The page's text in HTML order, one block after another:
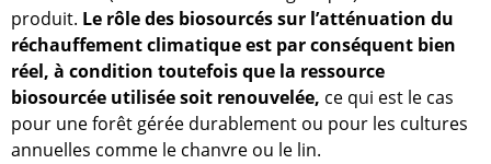
produit. Le rôle des biosourcés sur l’atténuation du
réchauffement climatique est par conséquent bien
réel, à condition toutefois que la ressource
biosourcée utilisée soit renouvelée, ce qui est le cas
pour une forêt gérée durablement ou pour les cultures
annuelles comme le chanvre ou le lin.